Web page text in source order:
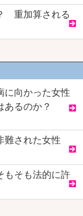
重加算される
に向かった女性
るのか？
難された女性
もそも法的に許